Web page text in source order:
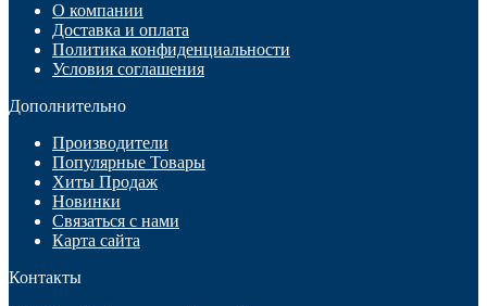
О компании
Доставка и оплата
Политика конфиденциальности
Условия соглашения
Дополнительно
Производители
Популярные Товары
Хиты Продаж
Новинки
Связаться с нами
Карта сайта
Контакты